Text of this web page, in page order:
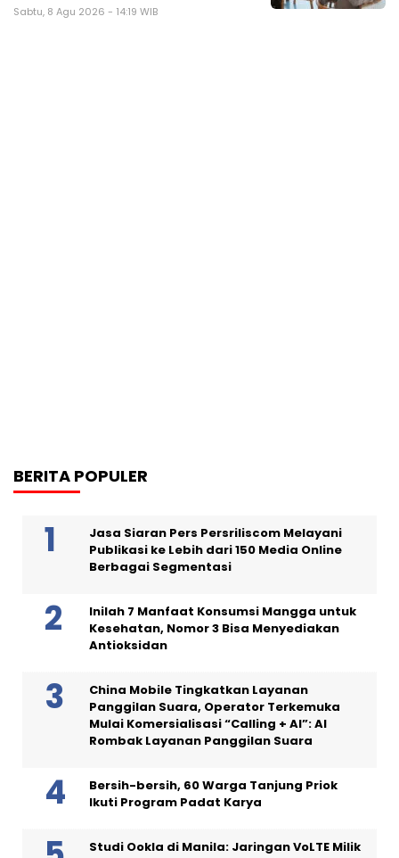
Sabtu, 8 Agu 2026 - 14:19 WIB
BERITA POPULER
Jasa Siaran Pers Persriliscom Melayani
Publikasi ke Lebih dari 150 Media Online
Berbagai Segmentasi
Inilah 7 Manfaat Konsumsi Mangga untuk
Kesehatan, Nomor 3 Bisa Menyediakan
Antioksidan
China Mobile Tingkatkan Layanan
Panggilan Suara, Operator Terkemuka
Mulai Komersialisasi “Calling + AI”: AI
Rombak Layanan Panggilan Suara
Bersih-bersih, 60 Warga Tanjung Priok
Ikuti Program Padat Karya
Studi Ookla di Manila: Jaringan VoLTE Milik